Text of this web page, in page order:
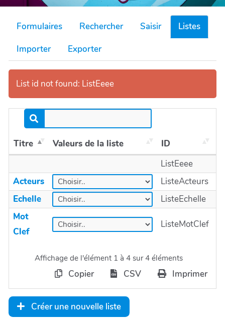
Formulaires Rechercher Saisir
Listes
Importer
Exporter
List id not found: ListEeee
Titre Valeurs de la liste ID
ListEeee
Acteurs
ListeActeurs
Echelle
ListeEchelle
Mot
Clef
ListeMotClef
Affichage de l'élément 1 à 4 sur 4 éléments
Copier CSV Imprimer
Créer une nouvelle liste